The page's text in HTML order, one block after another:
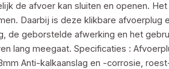
de afvoer kan sluiten en openen.
Daarbij is deze klikbare afvoerplug
de geborstelde afwerking en het
lang meegaat. Specificaties :
Anti-kalkaanslag en -corrosie,